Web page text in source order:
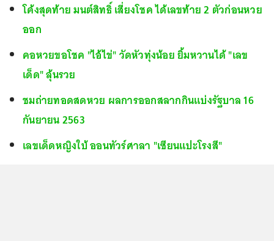
โค้งสุดท้าย มนต์สิทธิ์ เสี่ยงโชค ได้เลขท้าย 2 ตัวก่อนหวย
ออก
คอหวยขอโชค "ไอ้ไข่" วัดหัวทุ่งน้อย ยิ้มหวานได้ "เลข
เด็ด" ลุ้นรวย
ชมถ่ายทอดสดหวย ผลการออกสลากกินแบ่งรัฐบาล 16
กันยายน 2563
เลขเด็ดหญิงใบ้ ออนทัวร์ศาลา "เซียนแปะโรงสี"